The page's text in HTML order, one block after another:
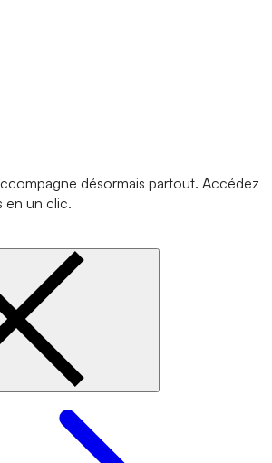
désormais partout. Accédez
en un clic.